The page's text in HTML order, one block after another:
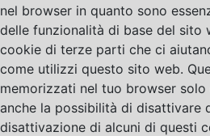
nel browser in quanto sono
delle funzionalità di base del sito
cookie di terze parti che ci
come utilizzi questo sito web.
memorizzati nel tuo browser
anche la possibilità di disattivare
disattivazione di alcuni di questi